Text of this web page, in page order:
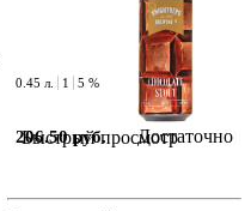
Быстрый просмотр
0.45 л. 1 5 %
206.50 руб. Достаточно